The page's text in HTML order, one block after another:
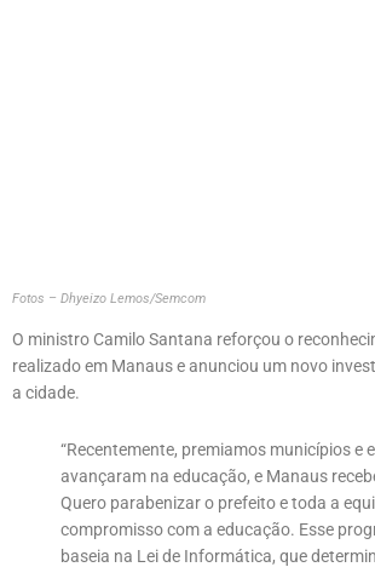
Fotos – Dhyeizo Lemos/Semcom
O ministro Camilo Santana reforçou o
realizado em Manaus e anunciou um novo
a cidade.
“Recentemente, premiamos municípios e
avançaram na educação, e Manaus
Quero parabenizar o prefeito e toda a
compromisso com a educação. Esse
baseia na Lei de Informática, que